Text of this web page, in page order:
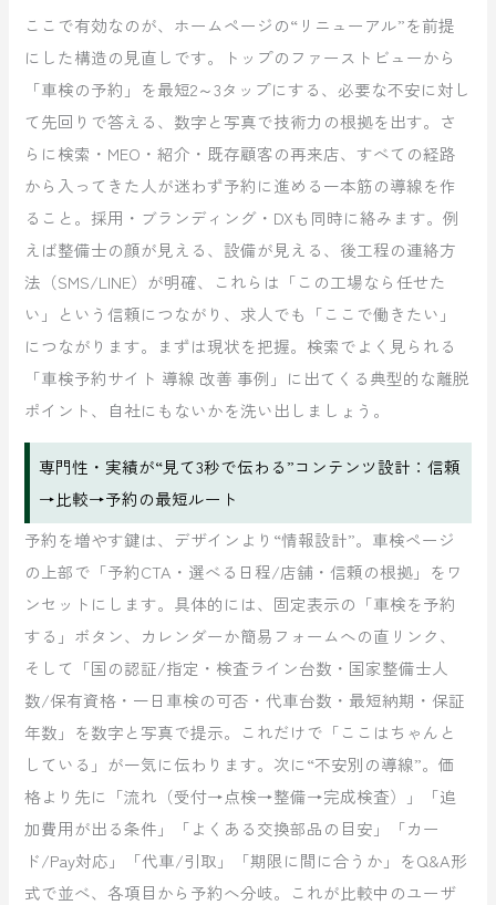
ここで有効なのが、ホームページの“リニューアル”を前提
にした構造の見直しです。トップのファーストビューから
「車検の予約」を最短2～3タップにする、必要な不安に対し
て先回りで答える、数字と写真で技術力の根拠を出す。さ
らに検索・MEO・紹介・既存顧客の再来店、すべての経路
から入ってきた人が迷わず予約に進める一本筋の導線を作
ること。採用・ブランディング・DXも同時に絡みます。例
えば整備士の顔が見える、設備が見える、後工程の連絡方
法（SMS/LINE）が明確、これらは「この工場なら任せた
い」という信頼につながり、求人でも「ここで働きたい」
につながります。まずは現状を把握。検索でよく見られる
「車検予約サイト 導線 改善 事例」に出てくる典型的な離脱
ポイント、自社にもないかを洗い出しましょう。
専門性・実績が“見て3秒で伝わる”コンテンツ設計：信頼
→比較→予約の最短ルート
予約を増やす鍵は、デザインより“情報設計”。車検ページ
の上部で「予約CTA・選べる日程/店舗・信頼の根拠」をワ
ンセットにします。具体的には、固定表示の「車検を予約
する」ボタン、カレンダーか簡易フォームへの直リンク、
そして「国の認証/指定・検査ライン台数・国家整備士人
数/保有資格・一日車検の可否・代車台数・最短納期・保証
年数」を数字と写真で提示。これだけで「ここはちゃんと
している」が一気に伝わります。次に“不安別の導線”。価
格より先に「流れ（受付→点検→整備→完成検査）」「追
加費用が出る条件」「よくある交換部品の目安」「カー
ド/Pay対応」「代車/引取」「期限に間に合うか」をQ&A形
式で並べ、各項目から予約へ分岐。これが比較中のユーザ